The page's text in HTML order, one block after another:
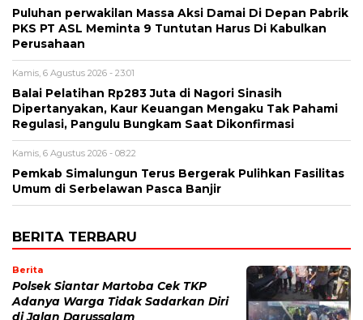
Puluhan perwakilan Massa Aksi Damai Di Depan Pabrik
PKS PT ASL Meminta 9 Tuntutan Harus Di Kabulkan
Perusahaan
Kamis, 6 Agustus 2026 - 23:01
Balai Pelatihan Rp283 Juta di Nagori Sinasih
Dipertanyakan, Kaur Keuangan Mengaku Tak Pahami
Regulasi, Pangulu Bungkam Saat Dikonfirmasi
Kamis, 6 Agustus 2026 - 08:22
Pemkab Simalungun Terus Bergerak Pulihkan Fasilitas
Umum di Serbelawan Pasca Banjir
BERITA TERBARU
Berita
Polsek Siantar Martoba Cek TKP
Adanya Warga Tidak Sadarkan Diri
di Jalan Darussalam